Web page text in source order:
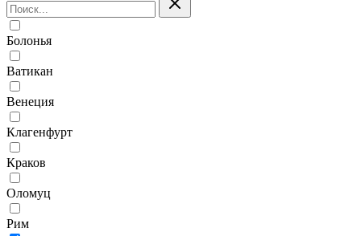
Болонья
Ватикан
Венеция
Клагенфурт
Краков
Оломуц
Рим